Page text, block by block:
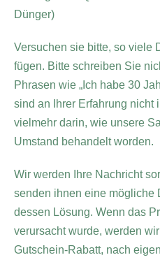
Dünger)
Versuchen sie bitte, so viele
fügen. Bitte schreiben Sie
Phrasen wie „Ich habe 30
sind an Ihrer Erfahrung nicht
vielmehr darin, wie unsere
Umstand behandelt worden.
Wir werden Ihre Nachricht
senden ihnen eine mögliche
dessen Lösung. Wenn das
verursacht wurde, werden
Gutschein-Rabatt, nach